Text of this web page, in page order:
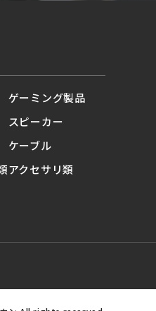
ゲーミング製品
スピーカー
ケーブル
アクセサリ類